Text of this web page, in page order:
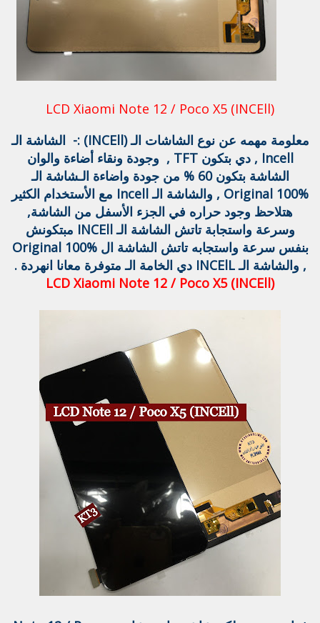
LCD Xiaomi Note 12 / Poco X5 (INCEll)
معلومة مهمه عن نوع الشاشات الـ (INCEll) :- الشاشة الـ
Incell , دي بتكون TFT , وجودة ونقاء أضاءة والوان
الشاشة بتكون 60 % من جودة واضاءة الـشاشة الـ
Original 100% , والشاشة الـ Incell مع الأستخدام الكثير
هتلاحظ وجود حراره في الجزء الأسفل من الشاشة,
وسرعة واستجابة تاتش الشاشة الـ INCEll مبتكونش
بنفس سرعة واستجابه تاتش الشاشة ال Original 100%
, والشاشة الـ INCElL دي الخامة الـ متوفرة معانا انهردة .
LCD Xiaomi Note 12 / Poco X5 (INCEll)